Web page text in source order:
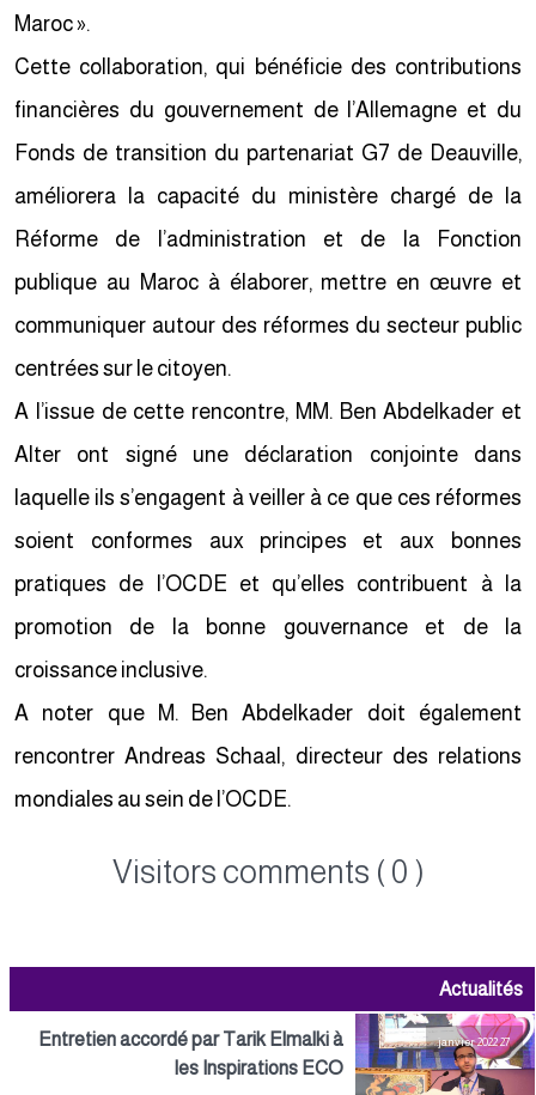
Maroc ».
Cette collaboration, qui bénéficie des contributions
financières du gouvernement de l’Allemagne et du
Fonds de transition du partenariat G7 de Deauville,
améliorera la capacité du ministère chargé de la
Réforme de l’administration et de la Fonction
publique au Maroc à élaborer, mettre en œuvre et
communiquer autour des réformes du secteur public
centrées sur le citoyen.
A l’issue de cette rencontre, MM. Ben Abdelkader et
Alter ont signé une déclaration conjointe dans
laquelle ils s’engagent à veiller à ce que ces réformes
soient conformes aux principes et aux bonnes
pratiques de l’OCDE et qu’elles contribuent à la
promotion de la bonne gouvernance et de la
croissance inclusive.
A noter que M. Ben Abdelkader doit également
rencontrer Andreas Schaal, directeur des relations
mondiales au sein de l’OCDE.
Visitors comments ( 0 )
Actualités
27 janvier 2022
Entretien accordé par Tarik Elmalki à
les Inspirations ECO